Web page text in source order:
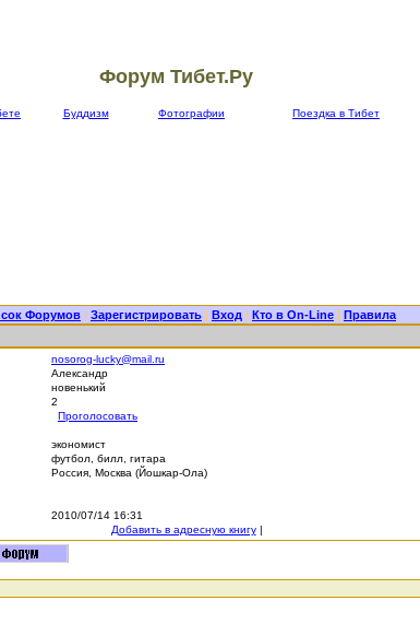
Форум Тибет.Ру
Буддизм Фотографии Поездка в Тибет
Форумов | Зарегистрировать | Вход | Кто в On-Line | Правила
nosorog-lucky@mail.ru
Александр
новенький
2
Проголосовать
экономист
футбол, билл, гитара
Россия, Москва (Йошкар-Ола)
2010/07/14 16:31
Добавить в адресную книгу|